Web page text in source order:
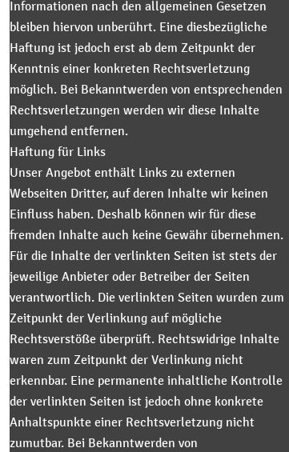
Informationen nach den allgemeinen Gesetzen
bleiben hiervon unberührt. Eine diesbezügliche
Haftung ist jedoch erst ab dem Zeitpunkt der
Kenntnis einer konkreten Rechtsverletzung
möglich. Bei Bekanntwerden von entsprechenden
Rechtsverletzungen werden wir diese Inhalte
umgehend entfernen.
Haftung für Links
Unser Angebot enthält Links zu externen
Webseiten Dritter, auf deren Inhalte wir keinen
Einfluss haben. Deshalb können wir für diese
fremden Inhalte auch keine Gewähr übernehmen.
Für die Inhalte der verlinkten Seiten ist stets der
jeweilige Anbieter oder Betreiber der Seiten
verantwortlich. Die verlinkten Seiten wurden zum
Zeitpunkt der Verlinkung auf mögliche
Rechtsverstöße überprüft. Rechtswidrige Inhalte
waren zum Zeitpunkt der Verlinkung nicht
erkennbar. Eine permanente inhaltliche Kontrolle
der verlinkten Seiten ist jedoch ohne konkrete
Anhaltspunkte einer Rechtsverletzung nicht
zumutbar. Bei Bekanntwerden von